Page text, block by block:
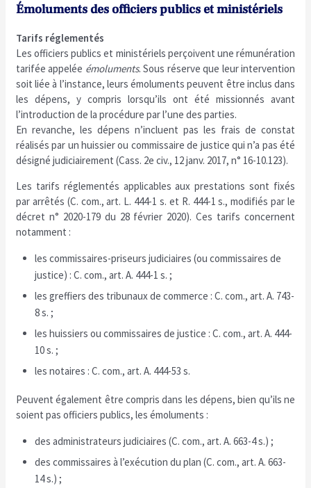
Émoluments des officiers publics et ministériels
Tarifs réglementés
Les officiers publics et ministériels perçoivent une rémunération
tarifée appelée émoluments. Sous réserve que leur intervention
soit liée à l’instance, leurs émoluments peuvent être inclus dans
les dépens, y compris lorsqu’ils ont été missionnés avant
l’introduction de la procédure par l’une des parties.
En revanche, les dépens n’incluent pas les frais de constat
réalisés par un huissier ou commissaire de justice qui n’a pas été
désigné judiciairement (Cass. 2e civ., 12 janv. 2017, n° 16-10.123).
Les tarifs réglementés applicables aux prestations sont fixés
par arrêtés (C. com., art. L. 444-1 s. et R. 444-1 s., modifiés par le
décret n° 2020-179 du 28 février 2020). Ces tarifs concernent
notamment :
les commissaires-priseurs judiciaires (ou commissaires de
justice) : C. com., art. A. 444-1 s. ;
les greffiers des tribunaux de commerce : C. com., art. A. 743-
8 s. ;
les huissiers ou commissaires de justice : C. com., art. A. 444-
10 s. ;
les notaires : C. com., art. A. 444-53 s.
Peuvent également être compris dans les dépens, bien qu’ils ne
soient pas officiers publics, les émoluments :
des administrateurs judiciaires (C. com., art. A. 663-4 s.) ;
des commissaires à l’exécution du plan (C. com., art. A. 663-
14 s.) ;